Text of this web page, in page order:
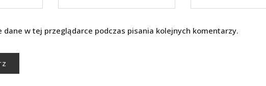
dane w tej przeglądarce podczas pisania kolejnych komentarzy.